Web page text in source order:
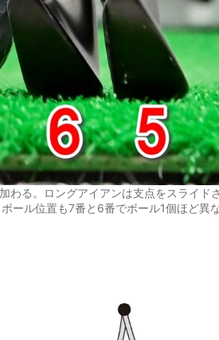
わる。ロングアイアンは支点をスライド
ール位置も7番と6番でボール1個ほど異